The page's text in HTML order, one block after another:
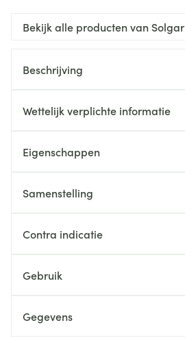
Bekijk alle producten van Solgar
Beschrijving
Wettelijk verplichte informatie
Eigenschappen
Samenstelling
Contra indicatie
Gebruik
Gegevens